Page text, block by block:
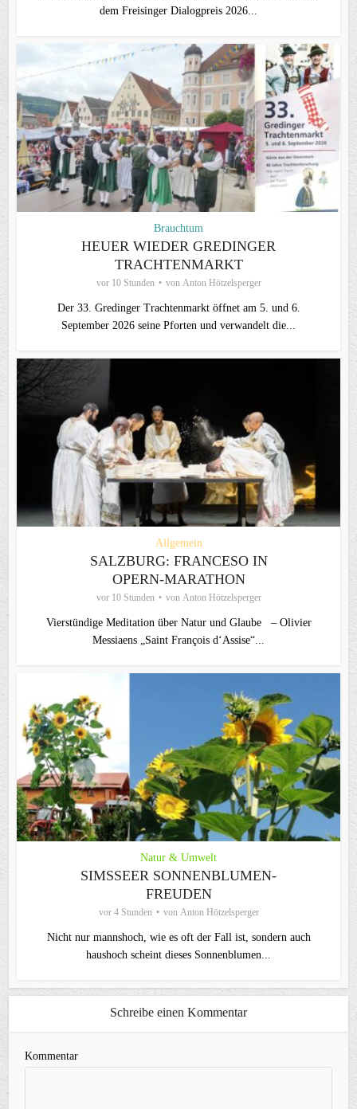
dem Freisinger Dialogpreis 2026...
Brauchtum
HEUER WIEDER GREDINGER
TRACHTENMARKT
vor 10 Stunden von Anton Hötzelsperger
Der 33. Gredinger Trachtenmarkt öffnet am 5. und 6.
September 2026 seine Pforten und verwandelt die...
Allgemein
SALZBURG: FRANCESO IN
OPERN-MARATHON
vor 10 Stunden von Anton Hötzelsperger
Vierstündige Meditation über Natur und Glaube – Olivier
Messiaens „Saint François d‘Assise“...
Natur & Umwelt
SIMSSEER SONNENBLUMEN-
FREUDEN
vor 4 Stunden von Anton Hötzelsperger
Nicht nur mannshoch, wie es oft der Fall ist, sondern auch
haushoch scheint dieses Sonnenblumen...
Schreibe einen Kommentar
Kommentar